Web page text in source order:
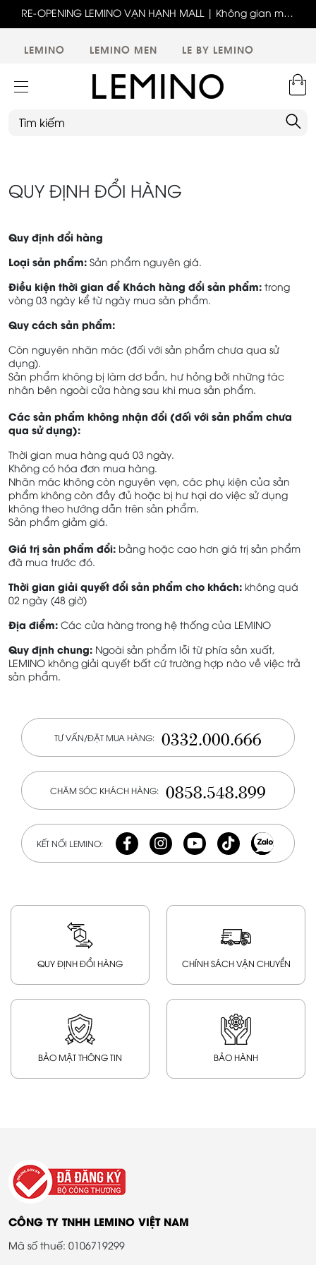
RE-OPENING LEMINO VẠN HẠNH MALL | Không gian mới,
trải nghiệm mới, ưu đãi tri ân đặc biệt
LEMINO
LEMINO MEN LE BY LEMINO
QUY ĐỊNH ĐỔI HÀNG
Quy định đổi hàng
Loại sản phẩm: Sản phẩm nguyên giá.
Điều kiện thời gian để Khách hàng đổi sản phẩm: trong
vòng 03 ngày kể từ ngày mua sản phẩm.
Quy cách sản phẩm:
Còn nguyên nhãn mác (đối với sản phẩm chưa qua sử
dụng).
Sản phẩm không bị làm dơ bẩn, hư hỏng bởi những tác
nhân bên ngoài cửa hàng sau khi mua sản phẩm.
Các sản phẩm không nhận đổi (đối với sản phẩm chưa
qua sử dụng):
Thời gian mua hàng quá 03 ngày.
Không có hóa đơn mua hàng.
Nhãn mác không còn nguyên vẹn, các phụ kiện của sản
phẩm không còn đầy đủ hoặc bị hư hại do việc sử dụng
không theo hướng dẫn trên sản phẩm.
Sản phẩm giảm giá.
Giá trị sản phẩm đổi: bằng hoặc cao hơn giá trị sản phẩm
đã mua trước đó.
Thời gian giải quyết đổi sản phẩm cho khách: không quá
02 ngày (48 giờ)
Địa điểm: Các cửa hàng trong hệ thống của LEMINO
Quy định chung: Ngoài sản phẩm lỗi từ phía sản xuất,
LEMINO không giải quyết bất cứ trường hợp nào về việc trả
sản phẩm.
TƯ VẤN/ĐẶT MUA HÀNG: 0332.000.666
CHĂM SÓC KHÁCH HÀNG: 0858.548.899
KẾT NỐI LEMINO:
QUY ĐỊNH ĐỔI HÀNG CHÍNH SÁCH VẬN CHUYỂN
BẢO MẬT THÔNG TIN BẢO HÀNH
CÔNG TY TNHH LEMINO VIỆT NAM
Mã số thuế: 0106719299